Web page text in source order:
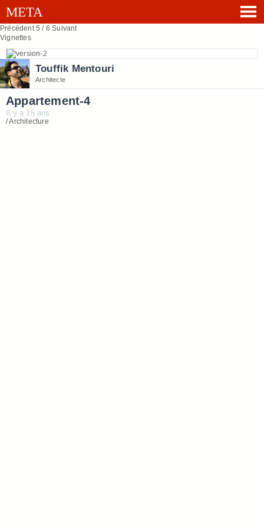
Précédent 5 / 6 Suivant
Vignettes
Touffik Mentouri
Architecte
Appartement-4
Il y a 15 ans
/ Architecture